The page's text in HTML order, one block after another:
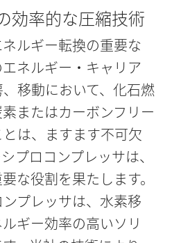
効率的な圧縮技術
ルギー転換の重要な
ネルギー・キャリア
移動において、化石燃
またはカーボンフリー
は、ますます不可欠
プロコンプレッサは、
な役割を果たします。
プレッサは、水素移
ギー効率の高いソリ